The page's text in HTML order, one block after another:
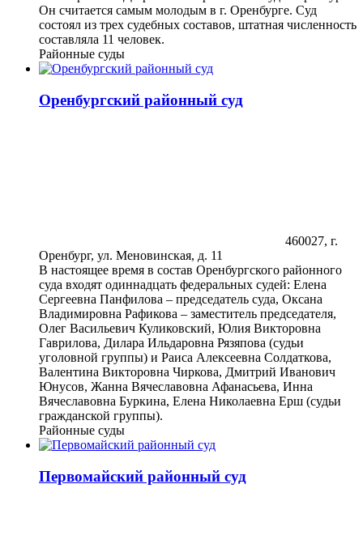
Он считается самым молодым в г. Оренбурге. Суд
состоял из трех судебных составов, штатная численность
составляла 11 человек.
Районные суды
Оренбургский районный суд
460027, г.
Оренбург, ул. Меновинская, д. 11
В настоящее время в состав Оренбургского районного
суда входят одиннадцать федеральных судей: Елена
Сергеевна Панфилова – председатель суда, Оксана
Владимировна Рафикова – заместитель председателя,
Олег Васильевич Куликовский, Юлия Викторовна
Гаврилова, Дилара Ильдаровна Рязяпова (судьи
уголовной группы) и Раиса Алексеевна Солдаткова,
Валентина Викторовна Чиркова, Дмитрий Иванович
Юнусов, Жанна Вячеславовна Афанасьева, Инна
Вячеславовна Буркина, Елена Николаевна Ерш (судьи
гражданской группы).
Районные суды
Первомайский районный суд